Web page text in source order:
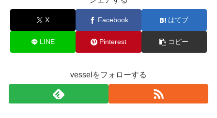
X Facebook はてブ
LINE Pinterest コピー
vesselをフォローする